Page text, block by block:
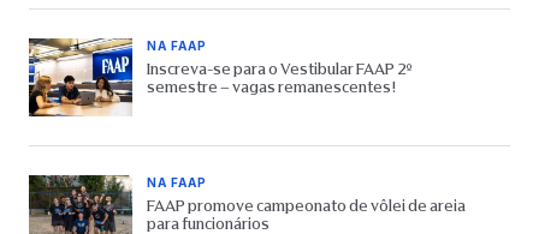
NA FAAP
Inscreva-se para o Vestibular FAAP 2º
semestre – vagas remanescentes!
NA FAAP
FAAP promove campeonato de vôlei de areia
para funcionários